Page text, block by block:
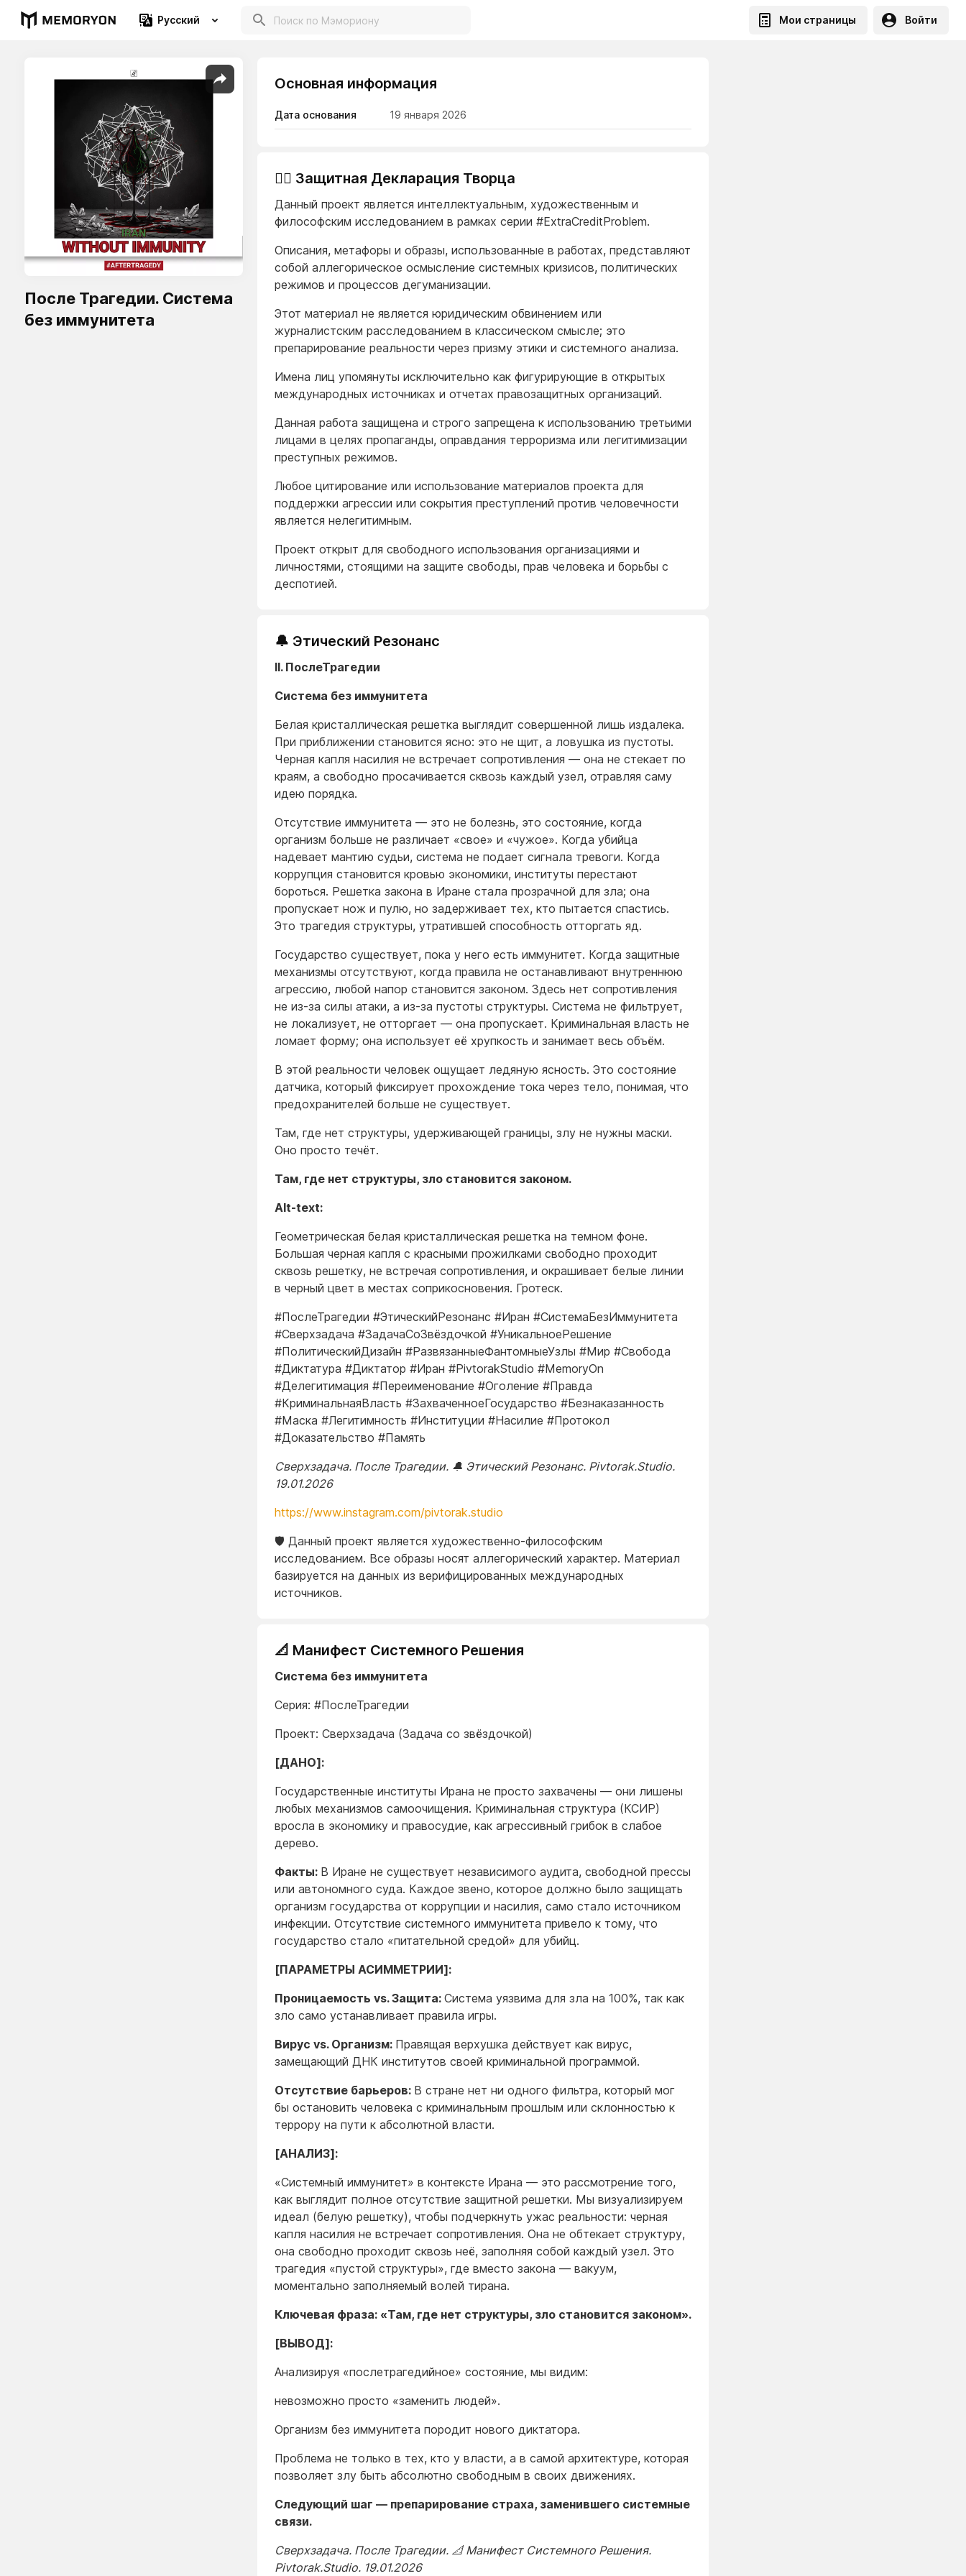
Русский Мои страницы Войти
После Трагедии. Система
без иммунитета
Основная информация
Дата основания 19 января 2026
👨‍⚖️ Защитная Декларация Творца
Данный проект является интеллектуальным, художественным и
философским исследованием в рамках серии #ExtraCreditProblem.
Описания, метафоры и образы, использованные в работах, представляют
собой аллегорическое осмысление системных кризисов, политических
режимов и процессов дегуманизации.
Этот материал не является юридическим обвинением или
журналистским расследованием в классическом смысле; это
препарирование реальности через призму этики и системного анализа.
Имена лиц упомянуты исключительно как фигурирующие в открытых
международных источниках и отчетах правозащитных организаций.
Данная работа защищена и строго запрещена к использованию третьими
лицами в целях пропаганды, оправдания терроризма или легитимизации
преступных режимов.
Любое цитирование или использование материалов проекта для
поддержки агрессии или сокрытия преступлений против человечности
является нелегитимным.
Проект открыт для свободного использования организациями и
личностями, стоящими на защите свободы, прав человека и борьбы с
деспотией.
🔔 Этический Резонанс
II. ПослеТрагедии
Система без иммунитета
Белая кристаллическая решетка выглядит совершенной лишь издалека.
При приближении становится ясно: это не щит, а ловушка из пустоты.
Черная капля насилия не встречает сопротивления — она не стекает по
краям, а свободно просачивается сквозь каждый узел, отравляя саму
идею порядка.
Отсутствие иммунитета — это не болезнь, это состояние, когда
организм больше не различает «свое» и «чужое». Когда убийца
надевает мантию судьи, система не подает сигнала тревоги. Когда
коррупция становится кровью экономики, институты перестают
бороться. Решетка закона в Иране стала прозрачной для зла; она
пропускает нож и пулю, но задерживает тех, кто пытается спастись.
Это трагедия структуры, утратившей способность отторгать яд.
Государство существует, пока у него есть иммунитет. Когда защитные
механизмы отсутствуют, когда правила не останавливают внутреннюю
агрессию, любой напор становится законом. Здесь нет сопротивления
не из-за силы атаки, а из-за пустоты структуры. Система не фильтрует,
не локализует, не отторгает — она пропускает. Криминальная власть не
ломает форму; она использует её хрупкость и занимает весь объём.
В этой реальности человек ощущает ледяную ясность. Это состояние
датчика, который фиксирует прохождение тока через тело, понимая, что
предохранителей больше не существует.
Там, где нет структуры, удерживающей границы, злу не нужны маски.
Оно просто течёт.
Там, где нет структуры, зло становится законом.
Alt-text:
Геометрическая белая кристаллическая решетка на темном фоне.
Большая черная капля с красными прожилками свободно проходит
сквозь решетку, не встречая сопротивления, и окрашивает белые линии
в черный цвет в местах соприкосновения. Гротеск.
#ПослеТрагедии #ЭтическийРезонанс #Иран #СистемаБезИммунитета
#Сверхзадача #ЗадачаСоЗвёздочкой #УникальноеРешение
#ПолитическийДизайн #РазвязанныеФантомныеУзлы #Мир #Свобода
#Диктатура #Диктатор #Иран #PivtorakStudio #MemoryOn
#Делегитимация #Переименование #Оголение #Правда
#КриминальнаяВласть #ЗахваченноеГосударство #Безнаказанность
#Маска #Легитимность #Институции #Насилие #Протокол
#Доказательство #Память
Сверхзадача. После Трагедии. 🔔 Этический Резонанс. Pivtorak.Studio.
19.01.2026
https://www.instagram.com/pivtorak.studio
🛡️ Данный проект является художественно-философским
исследованием. Все образы носят аллегорический характер. Материал
базируется на данных из верифицированных международных
источников.
📐 Манифест Системного Решения
Система без иммунитета
Серия: #ПослеТрагедии
Проект: Сверхзадача (Задача со звёздочкой)
[ДАНО]:
Государственные институты Ирана не просто захвачены — они лишены
любых механизмов самоочищения. Криминальная структура (КСИР)
вросла в экономику и правосудие, как агрессивный грибок в слабое
дерево.
Факты: В Иране не существует независимого аудита, свободной прессы
или автономного суда. Каждое звено, которое должно было защищать
организм государства от коррупции и насилия, само стало источником
инфекции. Отсутствие системного иммунитета привело к тому, что
государство стало «питательной средой» для убийц.
[ПАРАМЕТРЫ АСИММЕТРИИ]:
Проницаемость vs. Защита: Система уязвима для зла на 100%, так как
зло само устанавливает правила игры.
Вирус vs. Организм: Правящая верхушка действует как вирус,
замещающий ДНК институтов своей криминальной программой.
Отсутствие барьеров: В стране нет ни одного фильтра, который мог
бы остановить человека с криминальным прошлым или склонностью к
террору на пути к абсолютной власти.
[АНАЛИЗ]:
«Системный иммунитет» в контексте Ирана — это рассмотрение того,
как выглядит полное отсутствие защитной решетки. Мы визуализируем
идеал (белую решетку), чтобы подчеркнуть ужас реальности: черная
капля насилия не встречает сопротивления. Она не обтекает структуру,
она свободно проходит сквозь неё, заполняя собой каждый узел. Это
трагедия «пустой структуры», где вместо закона — вакуум,
моментально заполняемый волей тирана.
Ключевая фраза: «Там, где нет структуры, зло становится законом».
[ВЫВОД]:
Анализируя «послетрагедийное» состояние, мы видим:
невозможно просто «заменить людей».
Организм без иммунитета породит нового диктатора.
Проблема не только в тех, кто у власти, а в самой архитектуре, которая
позволяет злу быть абсолютно свободным в своих движениях.
Следующий шаг — препарирование страха, заменившего системные
связи.
Сверхзадача. После Трагедии. 📐 Манифест Системного Решения.
Pivtorak.Studio. 19.01.2026